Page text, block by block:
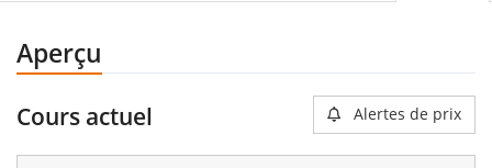
Aperçu
Cours actuel Alertes de prix